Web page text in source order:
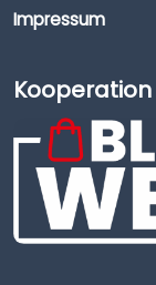
Impressum
Kooperation